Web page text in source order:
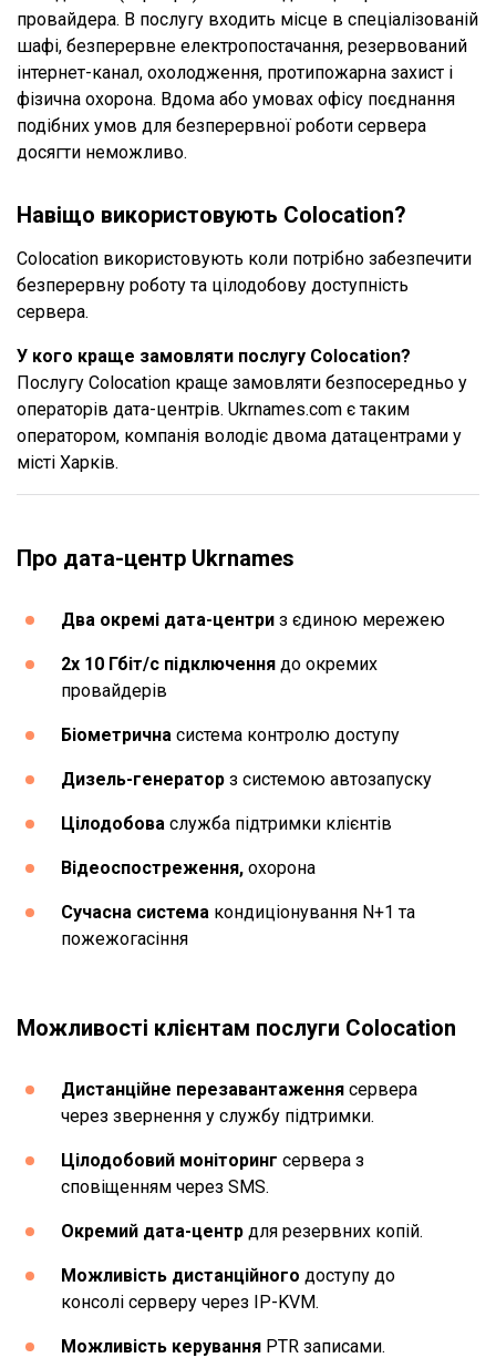
провайдера. В послугу входить місце в спеціалізованій
шафі, безперервне електропостачання, резервований
інтернет-канал, охолодження, протипожарна захист і
фізична охорона. Вдома або умовах офісу поєднання
подібних умов для безперервної роботи сервера
досягти неможливо.
Навіщо використовують Colocation?
Colocation використовують коли потрібно забезпечити
безперервну роботу та цілодобову доступність
сервера.
У кого краще замовляти послугу Colocation?
Послугу Colocation краще замовляти безпосередньо у
операторів дата-центрів. Ukrnames.com є таким
оператором, компанія володіє двома датацентрами у
місті Харків.
Про дата-центр Ukrnames
Два окремі дата-центри з єдиною мережею
2х 10 Гбіт/с підключення до окремих
провайдерів
Біометрична система контролю доступу
Дизель-генератор з системою автозапуску
Цілодобова служба підтримки клієнтів
Відеоспостреження, охорона
Сучасна система кондиціонування N+1 та
пожежогасіння
Можливості клієнтам послуги Colocation
Дистанційне перезавантаження сервера
через звернення у службу підтримки.
Цілодобовий моніторинг сервера з
сповіщенням через SMS.
Окремий дата-центр для резервних копій.
Можливість дистанційного доступу до
консолі серверу через IP-KVM.
Можливість керування PTR записами.